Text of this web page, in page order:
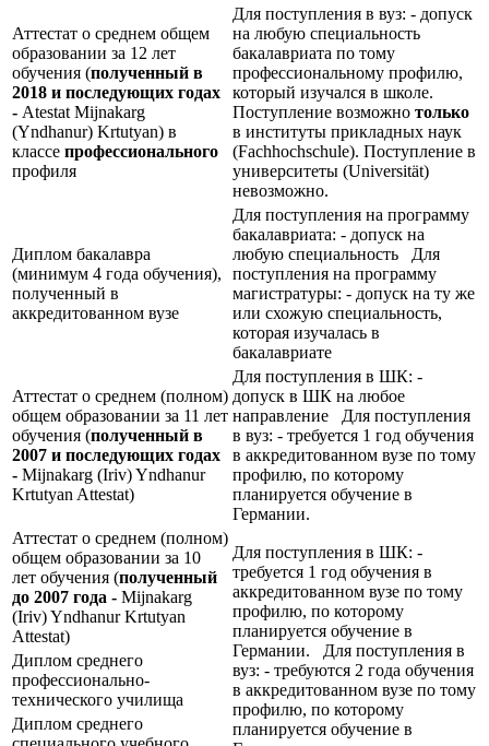
Аттестат о среднем общем
образовании за 12 лет
обучения (полученный в
2018 и последующих годах
- Atestat Mijnakarg
(Yndhanur) Krtutyan) в
классе профессионального
профиля
Для поступления в вуз: - допуск
на любую специальность
бакалавриата по тому
профессиональному профилю,
который изучался в школе.
Поступление возможно только
в институты прикладных наук
(Fachhochschule). Поступление в
университеты (Universität)
невозможно.
Диплом бакалавра
(минимум 4 года обучения),
полученный в
аккредитованном вузе
Для поступления на программу
бакалавриата: - допуск на
любую специальность Для
поступления на программу
магистратуры: - допуск на ту же
или схожую специальность,
которая изучалась в
бакалавриате
Аттестат о среднем (полном)
общем образовании за 11 лет
обучения (полученный в
2007 и последующих годах
- Mijnakarg (Iriv) Yndhanur
Krtutyan Attestat)
Для поступления в ШК: -
допуск в ШК на любое
направление Для поступления
в вуз: - требуется 1 год обучения
в аккредитованном вузе по тому
профилю, по которому
планируется обучение в
Германии.
Аттестат о среднем (полном)
общем образовании за 10
лет обучения (полученный
до 2007 года - Mijnakarg
(Iriv) Yndhanur Krtutyan
Attestat)
Для поступления в ШК: -
требуется 1 год обучения в
аккредитованном вузе по тому
профилю, по которому
планируется обучение в
Германии. Для поступления в
вуз: - требуются 2 года обучения
в аккредитованном вузе по тому
профилю, по которому
планируется обучение в
Диплом среднего
профессионально-
технического училища
Диплом среднего